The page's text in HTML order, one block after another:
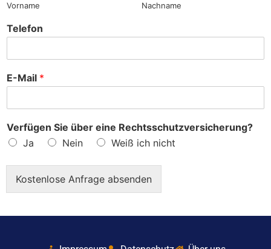
Vorname Nachname
Telefon
E-Mail *
Verfügen Sie über eine Rechtsschutzversicherung?
Ja
Nein Weiß ich nicht
Kostenlose Anfrage absenden